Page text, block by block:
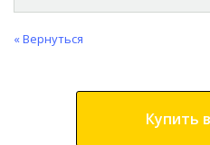
« Вернуться
Купить